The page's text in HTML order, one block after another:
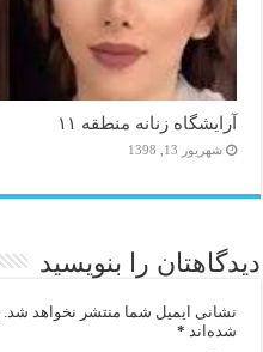
آرایشگاه زنانه منطقه ۱۱
شهریور 13, 1398
دیدگاهتان را بنویسید
نشانی ایمیل شما منتشر نخواهد شد.
شده‌اند *